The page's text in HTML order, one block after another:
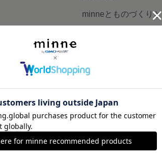
minneとものづくりと
minneの本
広告出稿について